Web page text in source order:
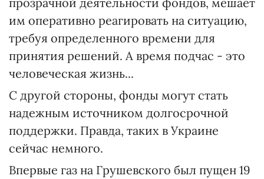
им оперативно реагировать на ситуацию,
требуя определенного времени для
принятия решений. А время подчас - это
человеческая жизнь...
С другой стороны, фонды могут стать
надежным источником долгосрочной
поддержки. Правда, таких в Украине
сейчас немного.
Впервые газ на Грушевского был пущен 19